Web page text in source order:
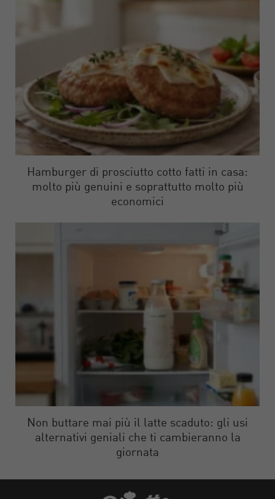
Hamburger di prosciutto cotto fatti in casa:
molto più genuini e soprattutto molto più
economici
Non buttare mai più il latte scaduto: gli usi
alternativi geniali che ti cambieranno la
giornata